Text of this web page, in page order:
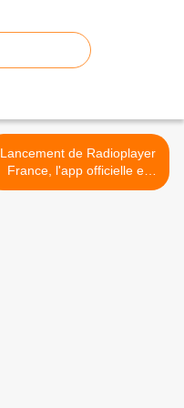
Lancement de Radioplayer
France, l'app officielle et
gratuite regroupant 200